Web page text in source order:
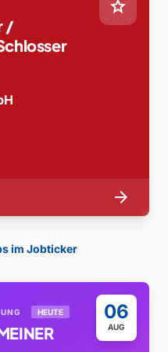
star
/
arrow_forward
im Jobticker
06
AUG
HEUTE